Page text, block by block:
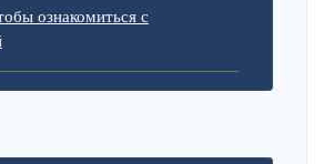
ознакомиться с